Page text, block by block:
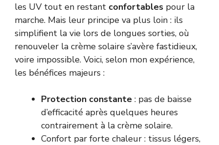
les UV tout en restant confortables pour la
marche. Mais leur principe va plus loin : ils
simplifient la vie lors de longues sorties, où
renouveler la crème solaire s’avère fastidieux,
voire impossible. Voici, selon mon expérience,
les bénéfices majeurs :
Protection constante : pas de baisse
d’efficacité après quelques heures
contrairement à la crème solaire.
Confort par forte chaleur : tissus légers,